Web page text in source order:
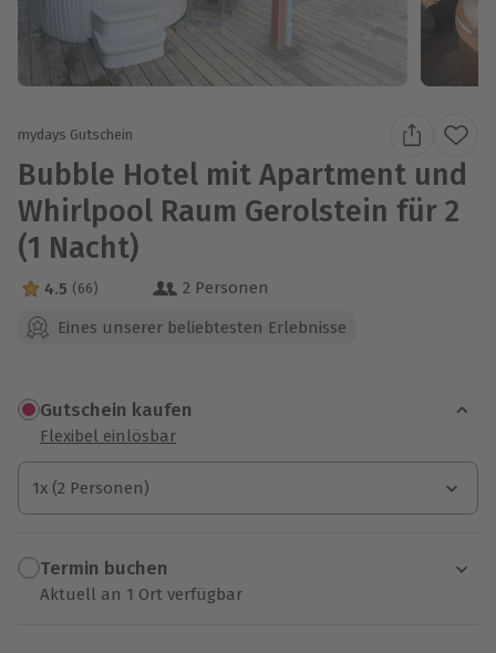
mydays Gutschein
Bubble Hotel mit Apartment und
Whirlpool Raum Gerolstein für 2
(1 Nacht)
4.5 Sterne von 5 aus 66 Bewertungen
4.5 (66)
2 Personen
Eines unserer beliebtesten Erlebnisse
Gutschein kaufen
Flexibel einlösbar
1x (2 Personen)
1x (2 Personen)
1x (2 Personen)
Termin buchen
Aktuell an 1 Ort verfügbar